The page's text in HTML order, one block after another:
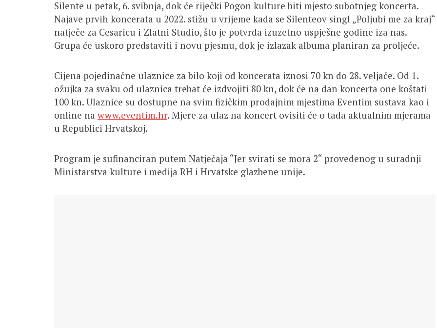
Silente u petak, 6. svibnja, dok će riječki Pogon kulture biti mjesto subotnjeg koncerta.
Najave prvih koncerata u 2022. stižu u vrijeme kada se Silenteov singl „Poljubi me za kraj“
natječe za Cesaricu i Zlatni Studio, što je potvrda izuzetno uspješne godine iza nas.
Grupa će uskoro predstaviti i novu pjesmu, dok je izlazak albuma planiran za proljeće.
Cijena pojedinačne ulaznice za bilo koji od koncerata iznosi 70 kn do 28. veljače. Od 1.
ožujka za svaku od ulaznica trebat će izdvojiti 80 kn, dok će na dan koncerta one koštati
100 kn. Ulaznice su dostupne na svim fizičkim prodajnim mjestima Eventim sustava kao i
online na www.eventim.hr. Mjere za ulaz na koncert ovisiti će o tada aktualnim mjerama
u Republici Hrvatskoj.
Program je sufinanciran putem Natječaja “Jer svirati se mora 2“ provedenog u suradnji
Ministarstva kulture i medija RH i Hrvatske glazbene unije.